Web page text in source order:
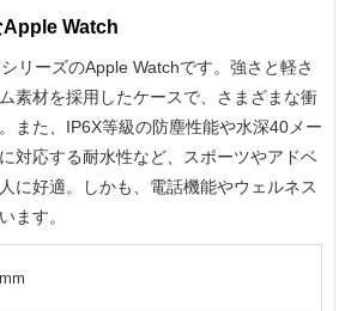
Apple Watch
リーズのApple Watchです。強さと軽さ
素材を採用したケースで、さまざまな衝
また、IP6X等級の防塵性能や水深40メー
対応する耐水性など、スポーツやアドベ
に好適。しかも、電話機能やウェルネス
ます。